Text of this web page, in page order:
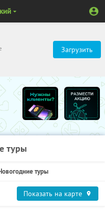
Загрузить
туры
туры
Показать на карте